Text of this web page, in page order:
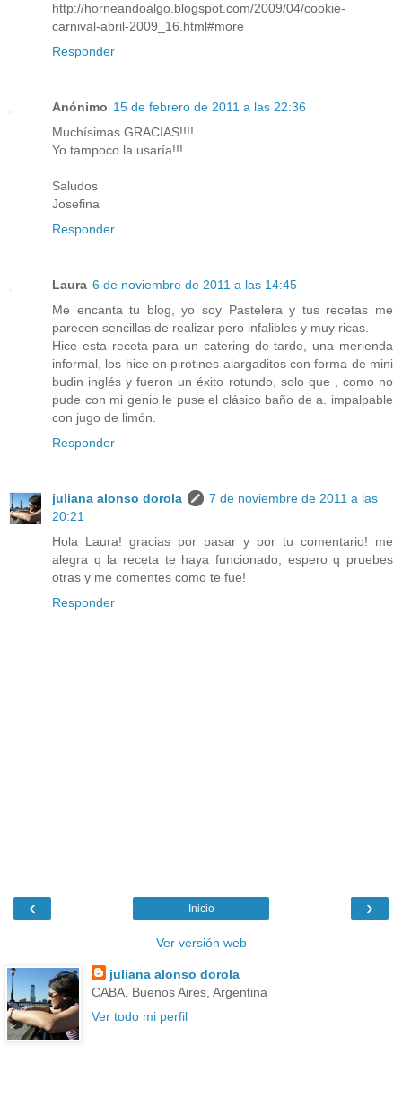
http://horneandoalgo.blogspot.com/2009/04/cookie-
carnival-abril-2009_16.html#more
Responder
Anónimo 15 de febrero de 2011 a las 22:36
Muchísimas GRACIAS!!!!
Yo tampoco la usaría!!!
Saludos
Josefina
Responder
Laura 6 de noviembre de 2011 a las 14:45
Me encanta tu blog, yo soy Pastelera y tus recetas me
parecen sencillas de realizar pero infalibles y muy ricas.
Hice esta receta para un catering de tarde, una merienda
informal, los hice en pirotines alargaditos con forma de mini
budin inglés y fueron un éxito rotundo, solo que , como no
pude con mi genio le puse el clásico baño de a. impalpable
con jugo de limón.
Responder
juliana alonso dorola
7 de noviembre de 2011 a las
20:21
Hola Laura! gracias por pasar y por tu comentario! me
alegra q la receta te haya funcionado, espero q pruebes
otras y me comentes como te fue!
Responder
‹ ›
Inicio
Ver versión web
juliana alonso dorola
CABA, Buenos Aires, Argentina
Ver todo mi perfil